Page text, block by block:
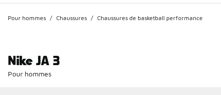
Pour hommes / Chaussures / Chaussures de basketball performance
Nike JA 3
Pour hommes